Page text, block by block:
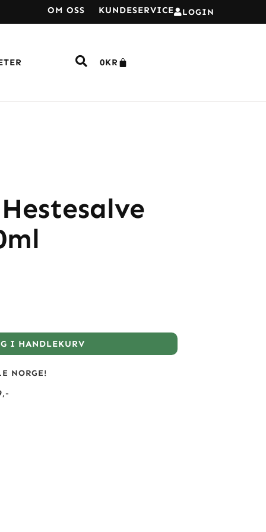
LOGIN
OM OSS KUNDESERVICE
0KR
I HANDLEKURV
NORGE!